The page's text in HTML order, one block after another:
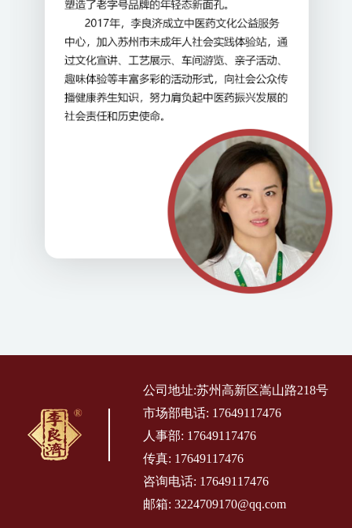
公司地址:苏州高新区嵩山路218号
市场部电话: 17649117476
人事部: 17649117476
传真: 17649117476
咨询电话: 17649117476
邮箱: 3224709170@qq.com